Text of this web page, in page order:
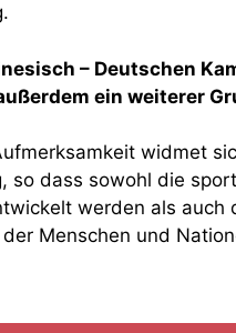
– Deutschen
ein weiterer
widmet
so dass sowohl die
werden als auch
Menschen und